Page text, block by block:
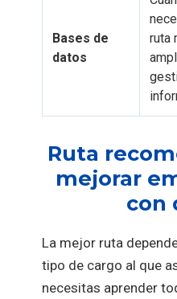
Bases de
datos
ruta
Ruta
mejorar
con
La mejor ruta
tipo de cargo al que
necesitas aprender